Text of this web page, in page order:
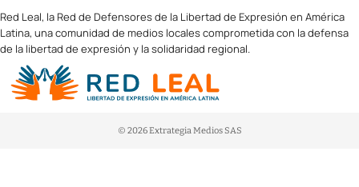
Red Leal, la Red de Defensores de la Libertad de Expresión en América
Latina, una comunidad de medios locales comprometida con la defensa
de la libertad de expresión y la solidaridad regional.
© 2026 Extrategia Medios SAS